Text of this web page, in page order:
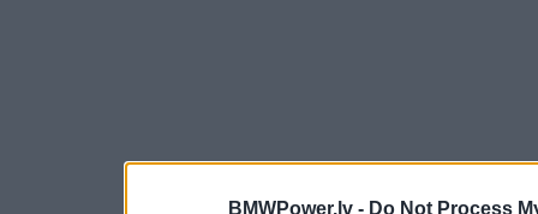
BMWPower.lv - Do Not Process